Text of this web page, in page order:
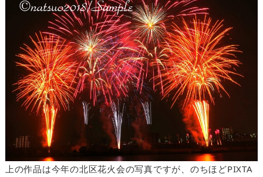
上の作品は今年の北区花火会の写真ですが、のちほどPIXTA